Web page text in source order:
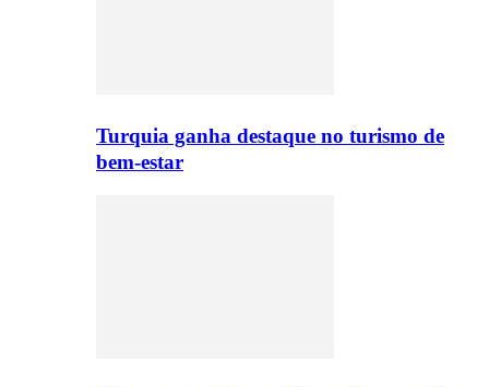
Turquia ganha destaque no turismo de
bem-estar